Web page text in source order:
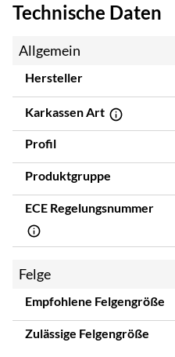
Technische Daten
Allgemein
Hersteller
Karkassen Art
Profil
Produktgruppe
ECE Regelungsnummer
Felge
Empfohlene Felgengröße
Zulässige Felgengröße